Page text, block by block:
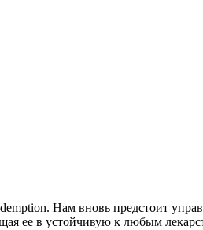
Нам вновь предстоит
ее в устойчивую к любым